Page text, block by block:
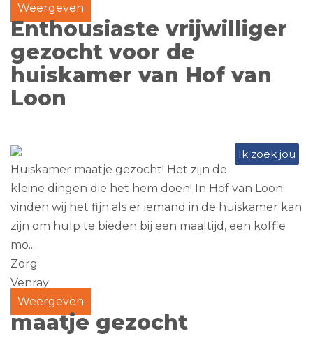
Weergeven
Enthousiaste vrijwilliger
gezocht voor de
huiskamer van Hof van
Loon
Ik zoek jou
Huiskamer maatje gezocht! Het zijn de
kleine dingen die het hem doen! In Hof van Loon
vinden wij het fijn als er iemand in de huiskamer kan
zijn om hulp te bieden bij een maaltijd, een koffie
mo...
Zorg
Venray
Weergeven
maatje gezocht